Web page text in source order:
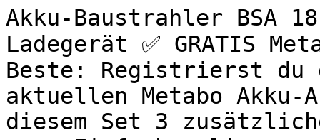
Akku-Baustrahler BSA
Ladegerät ✅ GRATIS
Beste: Registrierst du
aktuellen Metabo
diesem Set 3